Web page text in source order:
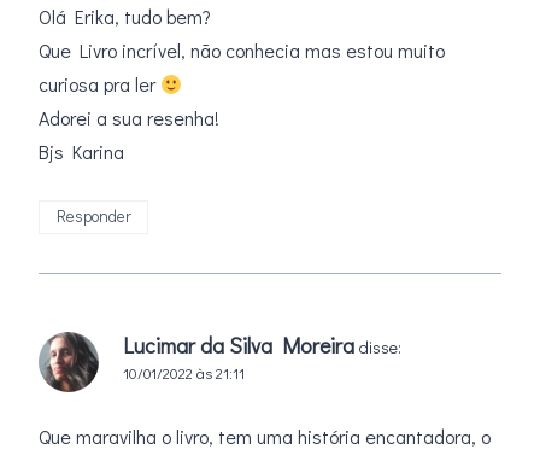
Olá Erika, tudo bem?
Que Livro incrível, não conhecia mas estou muito
curiosa pra ler
Adorei a sua resenha!
Bjs Karina
Responder
Lucimar da Silva Moreira disse:
10/01/2022 às 21:11
Que maravilha o livro, tem uma história encantadora, o